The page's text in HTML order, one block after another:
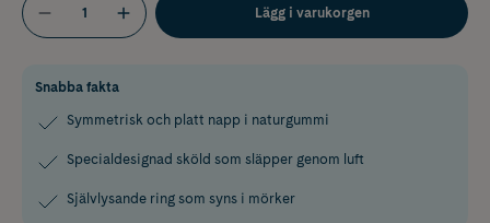
Lägg i varukorgen
Snabba fakta
Symmetrisk och platt napp i naturgummi
Specialdesignad sköld som släpper genom luft
Självlysande ring som syns i mörker